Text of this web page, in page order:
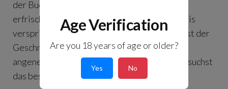
der Buds verströmt einen lebendigen und
erfrischenden Duft, der ein intensives Erlebnis
verspricht. Beim Rauchen oder Verdampfen ist der
Geschmack noch ausgeprägter, mit einem
angenehmen, fruchtigen Nachgeschmack. Du suchst
das beste Gras zum besten Preis?
Age Verification
Are you 18 years of age or older?
Yes No